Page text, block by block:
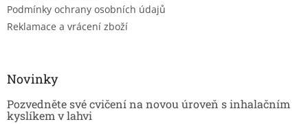
Podmínky ochrany osobních údajů
Reklamace a vrácení zboží
Novinky
Pozvedněte své cvičení na novou úroveň s inhalačním
kyslíkem v lahvi